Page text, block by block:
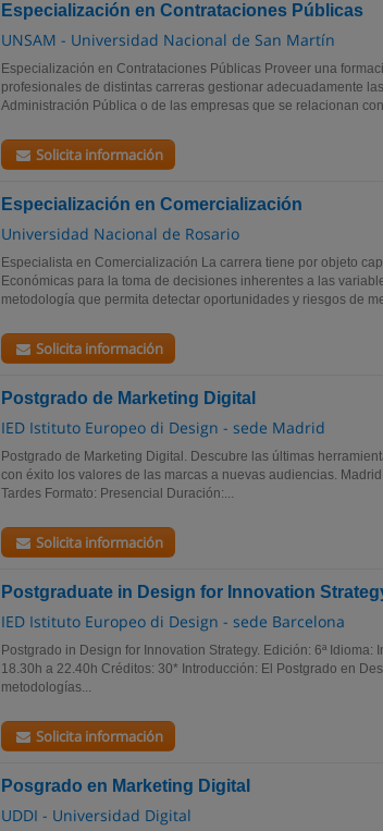
Especialización en Contrataciones Públicas
UNSAM - Universidad Nacional de San Martín
Especialización en Contrataciones Públicas Proveer una
profesionales de distintas carreras gestionar adecuadamente
Administración Pública o de las empresas que se relacionan
Solicita información
Especialización en Comercialización
Universidad Nacional de Rosario
Especialista en Comercialización La carrera tiene por objeto
Económicas para la toma de decisiones inherentes a las
metodología que permita detectar oportunidades y riesgos de
Solicita información
Postgrado de Marketing Digital
IED Istituto Europeo di Design - sede Madrid
Postgrado de Marketing Digital. Descubre las últimas
con éxito los valores de las marcas a nuevas audiencias.
Tardes Formato: Presencial Duración:...
Solicita información
Postgraduate in Design for Innovation
IED Istituto Europeo di Design - sede Barcelona
Postgrado in Design for Innovation Strategy. Edición: 6ª Idioma:
18.30h a 22.40h Créditos: 30* Introducción: El Postgrado en
metodologías...
Solicita información
Posgrado en Marketing Digital
UDDI - Universidad Digital